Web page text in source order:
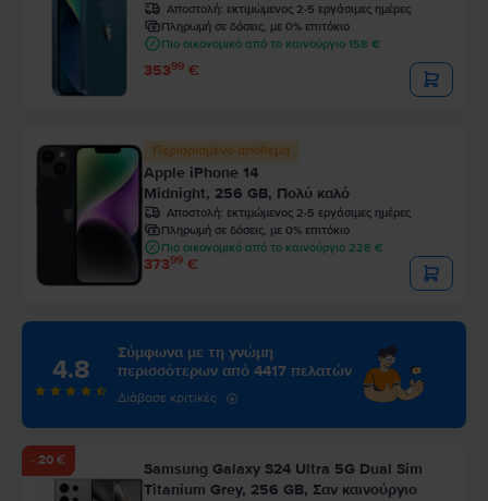
Αποστολή: εκτιμώμενος 2-5 εργάσιμες ημέρες
Πληρωμή σε δόσεις, με 0% επιτόκιο
Πιο οικονομικό από το καινούργιο 158 €
35399 €
Περιορισμένο απόθεμα
Apple iPhone 14
Midnight, 256 GB, Πολύ καλό
Αποστολή: εκτιμώμενος 2-5 εργάσιμες ημέρες
Πληρωμή σε δόσεις, με 0% επιτόκιο
Πιο οικονομικό από το καινούργιο 228 €
37399 €
4.8
Σύμφωνα με τη γνώμη
περισσότερων από 4417 πελατών
Διάβασε κριτικές
- 20 €
Samsung Galaxy S24 Ultra 5G Dual Sim
Titanium Grey, 256 GB, Σαν καινούργιο